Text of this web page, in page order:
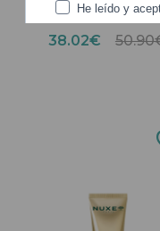
Retinoid Contorno de
15 ml
38.02€